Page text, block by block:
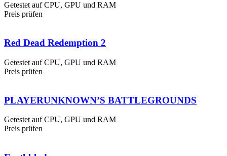
Getestet auf CPU, GPU und RAM
Preis prüfen
Red Dead Redemption 2
Getestet auf CPU, GPU und RAM
Preis prüfen
PLAYERUNKNOWN’S BATTLEGROUNDS
Getestet auf CPU, GPU und RAM
Preis prüfen